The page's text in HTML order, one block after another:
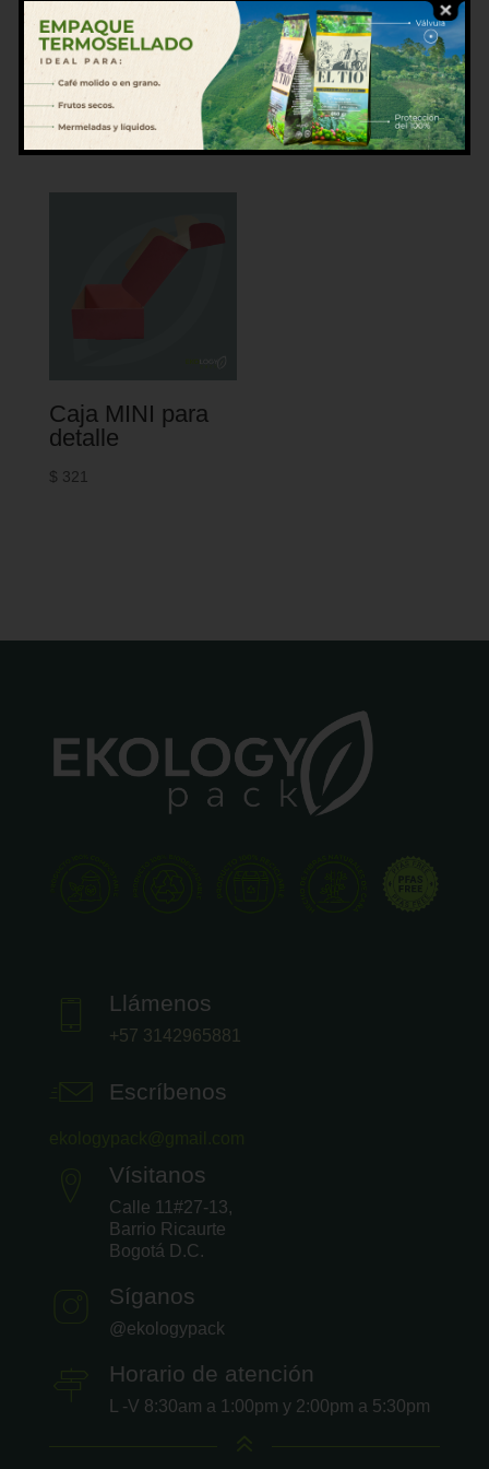
Caja sencilla
para detalles
$321
Bolsa MINI para
detalle
$750
Caja MINI para
detalle
$ 321
Llámenos
+57 3142965881
Escríbenos
Vísitanos
Calle 11#27-13,
Barrio Ricaurte
Bogotá D.C.
Síganos
@ekologypack
Horario de atención
L -V 8:30am a 1:00pm y 2:00pm a 5:30pm